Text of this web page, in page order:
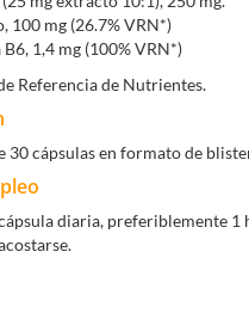
propiedades sedantes y
han sido ampliamente
estudios que
100 mg (26.7% VRN*)
1,4 mg (100% VRN*)
Referencia de Nutrientes.
30 cápsulas en formato de
diaria, preferiblemente 1